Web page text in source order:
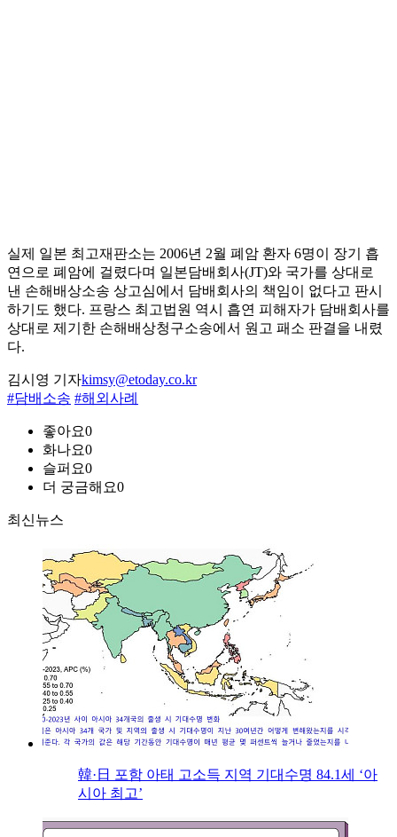
실제 일본 최고재판소는 2006년 2월 폐암 환자 6명이 장기 흡
연으로 폐암에 걸렸다며 일본담배회사(JT)와 국가를 상대로
낸 손해배상소송 상고심에서 담배회사의 책임이 없다고 판시
하기도 했다. 프랑스 최고법원 역시 흡연 피해자가 담배회사를
상대로 제기한 손해배상청구소송에서 원고 패소 판결을 내렸
다.
김시영 기자kimsy@etoday.co.kr
#담배소송 #해외사례
좋아요0
화나요0
슬퍼요0
더 궁금해요0
최신뉴스
韓·日 포함 아태 고소득 지역 기대수명 84.1세 ‘아
시아 최고’